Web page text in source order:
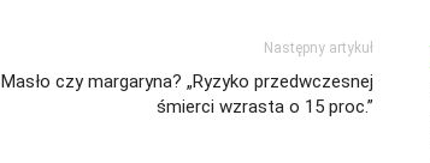
Następny artykuł
Masło czy margaryna? „Ryzyko przedwczesnej
śmierci wzrasta o 15 proc.”